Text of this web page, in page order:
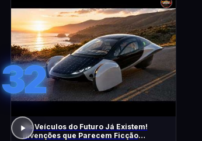
32
Os Veículos do Futuro Já Existem!
Invenções que Parecem Ficção